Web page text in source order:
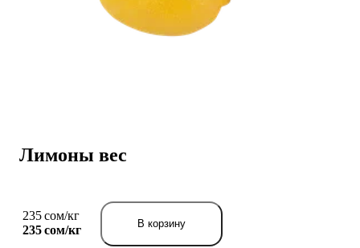
Лимоны вес
235 сом/кг
235 сом/кг В корзину